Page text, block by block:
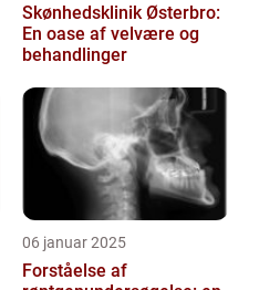
Skønhedsklinik Østerbro:
En oase af velvære og
behandlinger
06 januar 2025
Forståelse af